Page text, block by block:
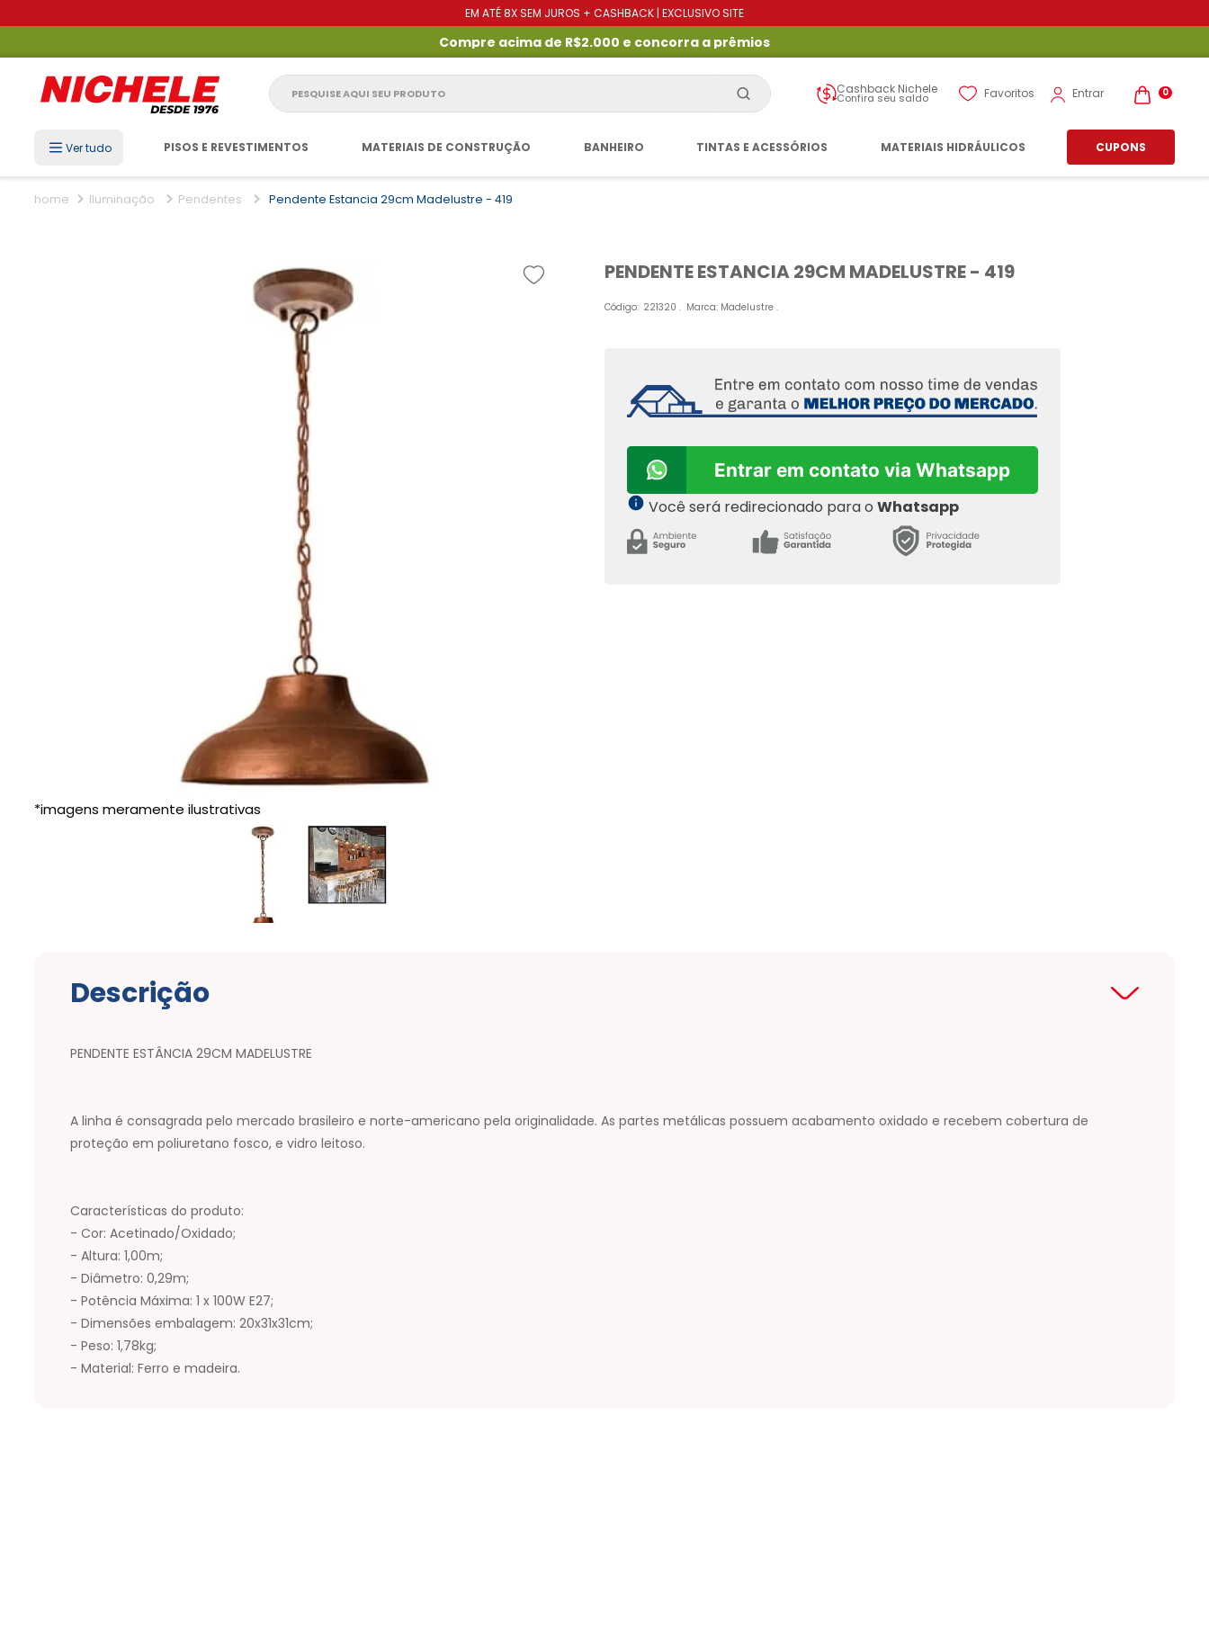
EM ATÉ 8X SEM JUROS + CASHBACK | EXCLUSIVO SITE
Compre acima de R$2.000 e concorra a prêmios
Pesquise aqui seu produto Cashback Nichele
Confira seu saldo Favoritos Entrar 0
Ver tudo PISOS E REVESTIMENTOS MATERIAIS DE CONSTRUÇÃO BANHEIRO TINTAS E ACESSÓRIOS MATERIAIS HIDRÁULICOS CUPONS
Iluminação Pendentes Pendente Estancia 29cm Madelustre - 419
PENDENTE ESTANCIA 29CM MADELUSTRE - 419
Código: 221320 Marca: Madelustre
Entrar em contato via Whatsapp
Você será redirecionado para o Whatsapp
Descrição
PENDENTE ESTÂNCIA 29CM MADELUSTRE
A linha é consagrada pelo mercado brasileiro e norte-americano pela originalidade. As partes metálicas possuem acabamento oxidado e recebem cobertura de
proteção em poliuretano fosco, e vidro leitoso.
Características do produto:
- Cor: Acetinado/Oxidado;
- Altura: 1,00m;
- Diâmetro: 0,29m;
- Potência Máxima: 1 x 100W E27;
- Dimensões embalagem: 20x31x31cm;
- Peso: 1,78kg;
- Material: Ferro e madeira.